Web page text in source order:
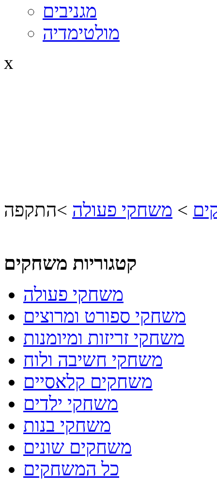
מגניבים
מולטימדיה
x
> משחקי פעולה >התקפה
קטגוריות משחקים
משחקי פעולה
משחקי ספורט ומרוצים
משחקי זריזות ומיומנות
משחקי חשיבה ולוח
משחקים קלאסיים
משחקי ילדים
משחקי בנות
משחקים שונים
כל המשחקים